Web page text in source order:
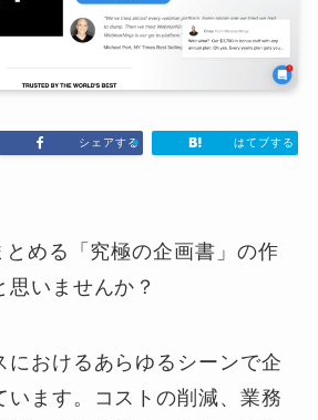
シェアする はてブする
める「究極の企画書」の作
思いませんか？
におけるあらゆるシーンで企
います。コストの削減、業務